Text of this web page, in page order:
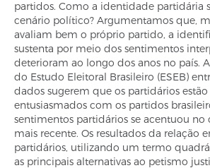
partidos. Como a identidade partidária
cenário político? Argumentamos que,
avaliam bem o próprio partido, a
sustenta por meio dos sentimentos
deterioram ao longo dos anos no país.
do Estudo Eleitoral Brasileiro (ESEB)
dados sugerem que os partidários
entusiasmados com os partidos
sentimentos partidários se acentuou no
mais recente. Os resultados da relação
partidários, utilizando um termo
as principais alternativas ao petismo